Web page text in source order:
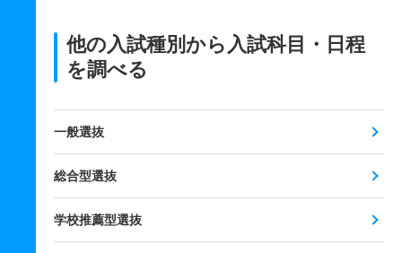
他の入試種別から入試科目・日程
を調べる
一般選抜
総合型選抜
学校推薦型選抜